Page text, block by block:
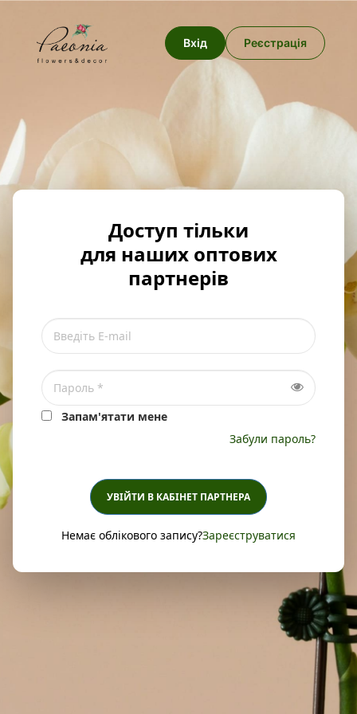
Вхід Реєстрація
Доступ тільки
для наших оптових
партнерів
Запам'ятати мене
Забули пароль?
УВІЙТИ В КАБІНЕТ ПАРТНЕРА
Немає облікового запису?Зареєструватися